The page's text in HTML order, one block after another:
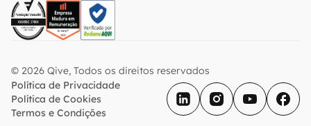
© 2026 Qive, Todos os direitos reservados
Política de Privacidade
Política de Cookies
Termos e Condições